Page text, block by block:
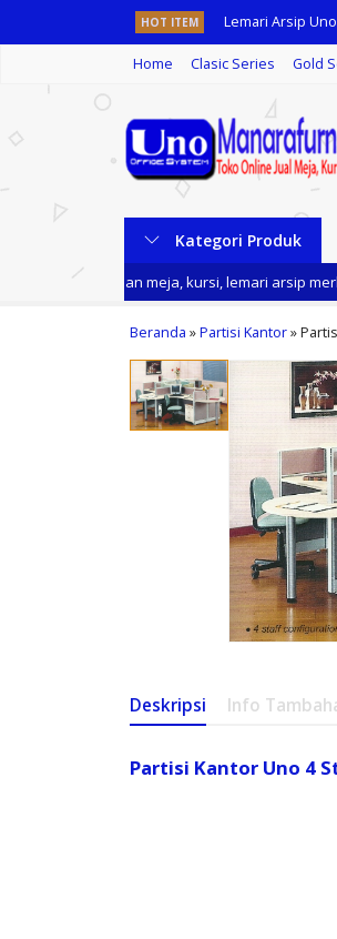
HOT ITEM Lemari Arsip
Lemari Arsip Uno
Meja Kantor
Meja Kantor Uno
Lemari Arsip
Kursi Kantor Uno
Kursi Kantor Uno
Home Clasic Series Gold
Kategori Produk
pembelian meja, kursi, lemari arsip merk
Beranda »Partisi Kantor»
Deskripsi Info
Partisi Kantor Uno 4